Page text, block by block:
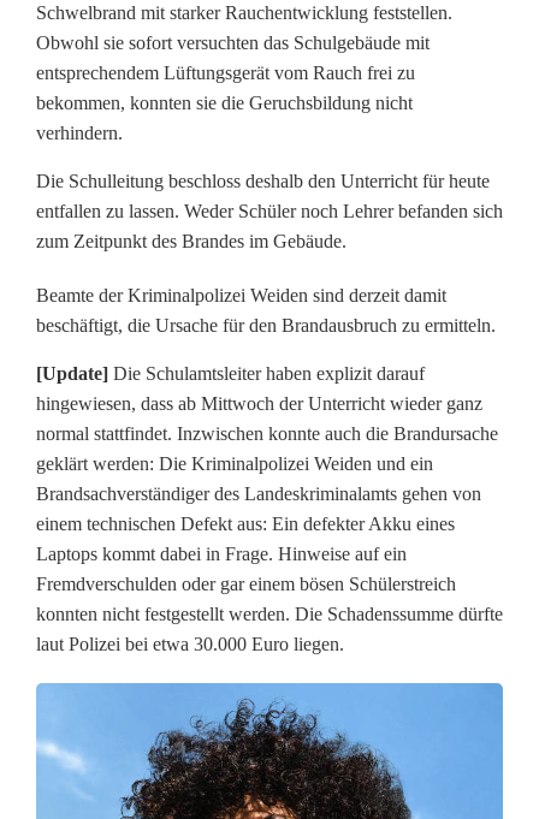
i
n
W
i
d
e
n
e
r
P
e
s
t
a
o
Schwelbrand mit starker Rauchentwicklung feststellen.
Obwohl sie sofort versuchten das Schulgebäude mit
entsprechendem Lüftungsgerät vom Rauch frei zu
bekommen, konnten sie die Geruchsbildung nicht
verhindern.
Die Schulleitung beschloss deshalb den Unterricht für heute
entfallen zu lassen. Weder Schüler noch Lehrer befanden sich
zum Zeitpunkt des Brandes im Gebäude.
Beamte der Kriminalpolizei Weiden sind derzeit damit
beschäftigt, die Ursache für den Brandausbruch zu ermitteln.
[Update] Die Schulamtsleiter haben explizit darauf
hingewiesen, dass ab Mittwoch der Unterricht wieder ganz
normal stattfindet. Inzwischen konnte auch die Brandursache
geklärt werden: Die Kriminalpolizei Weiden und ein
Brandsachverständiger des Landeskriminalamts gehen von
einem technischen Defekt aus: Ein defekter Akku eines
Laptops kommt dabei in Frage. Hinweise auf ein
Fremdverschulden oder gar einem bösen Schülerstreich
konnten nicht festgestellt werden. Die Schadenssumme dürfte
laut Polizei bei etwa 30.000 Euro liegen.